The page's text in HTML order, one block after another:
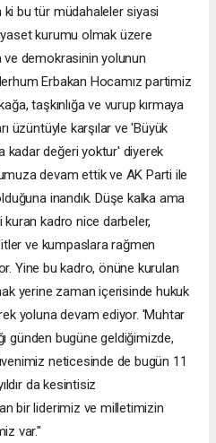
bu tür müdahaleler siyasi
kurumu olmak üzere
ve demokrasinin yolunun
Erbakan Hocamız partimiz
taşkınlığa ve vurup kırmaya
üzüntüyle karşılar ve 'Büyük
kadar değeri yoktur' diyerek
devam ettik ve AK Parti ile
inandık. Düşe kalka ama
kadro nice darbeler,
ve kumpaslara rağmen
Yine bu kadro, önüne kurulan
yerine zaman içerisinde hukuk
yoluna devam ediyor. 'Muhtar
günden bugüne geldiğimizde,
neticesinde de bugün 11
da kesintisiz
bir liderimiz ve milletimizin
var."